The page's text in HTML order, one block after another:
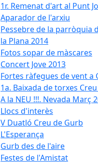
1r. Remenat d'art al Punt
Aparador de l'arxiu
Pessebre de la parròquia
la Plana 2014
Fotos sopar de màscares
Concert Jove 2013
Fortes ràfegues de vent a
1a. Baixada de torxes
A la NEU !!!. Nevada Març
Llocs d'interès
V Duatló Creu de Gurb
L'Esperança
Gurb des de l'aire
Festes de l'Amistat